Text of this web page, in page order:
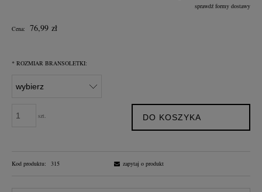
sprawdź formy dostawy
Cena: 76,99 zł
* ROZMIAR BRANSOLETKI:
szt. DO KOSZYKA
Kod produktu: 315 zapytaj o produkt